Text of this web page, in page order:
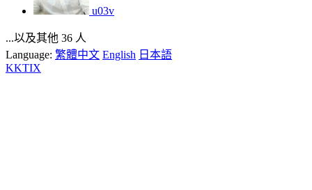
u03v
...以及其他 36 人
Language: 繁體中文 English 日本語
KKTIX